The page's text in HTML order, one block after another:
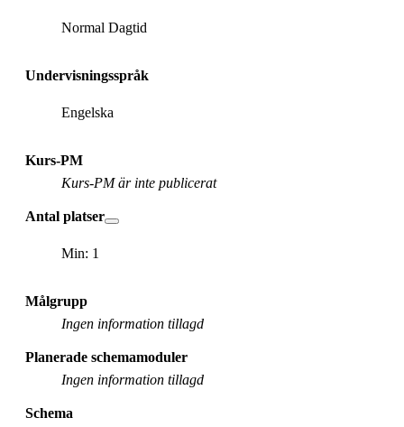
Normal Dagtid
Undervisningsspråk
Engelska
Kurs-PM
Kurs-PM är inte publicerat
Antal platser
Min: 1
Målgrupp
Ingen information tillagd
Planerade schemamoduler
Ingen information tillagd
Schema